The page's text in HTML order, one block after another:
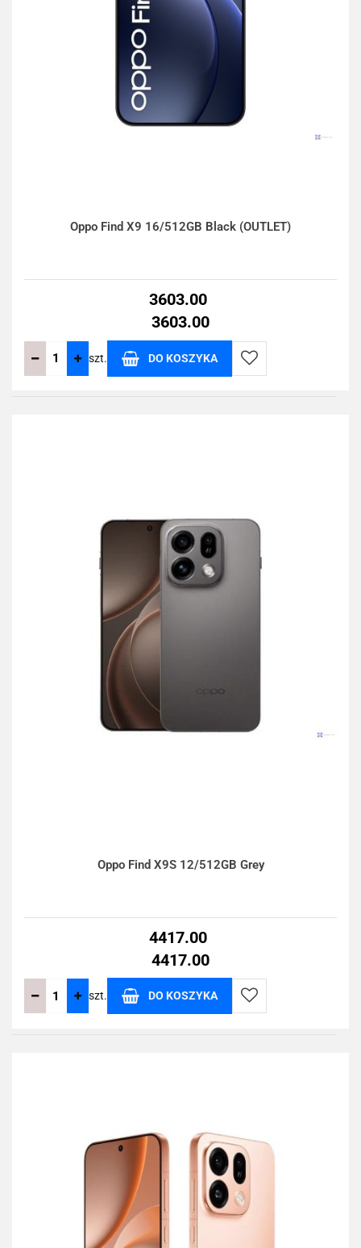
Oppo Find X9 16/512GB Black (OUTLET)
3603.00
3603.00
szt. DO KOSZYKA
Do
Oppo Find X9S 12/512GB Grey
4417.00
4417.00
szt. DO KOSZYKA
Do